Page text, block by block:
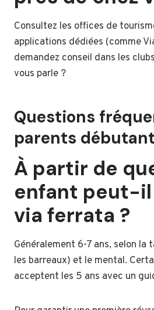
Consultez les offices de
applications dédiées (comme
demandez conseil dans les
vous parle ?
Questions
parents
À partir de
enfant peut-il
via ferrata ?
Généralement 6-7 ans, selon
les barreaux) et le mental.
acceptent les 5 ans avec un